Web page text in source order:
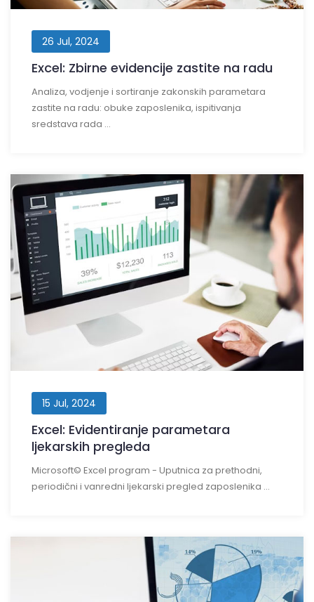
26 Jul, 2024
Excel: Zbirne evidencije zastite na radu
Analiza, vodjenje i sortiranje zakonskih parametara
zastite na radu: obuke zaposlenika, ispitivanja
sredstava rada ...
15 Jul, 2024
Excel: Evidentiranje parametara
ljekarskih pregleda
Microsoft© Excel program - Uputnica za prethodni,
periodični i vanredni ljekarski pregled zaposlenika ...